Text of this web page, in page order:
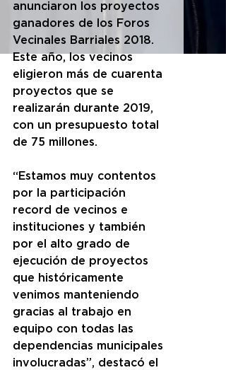
anunciaron los proyectos
ganadores de los Foros
Vecinales Barriales 2018.
Este año, los vecinos
eligieron más de cuarenta
proyectos que se
realizarán durante 2019,
con un presupuesto total
de 75 millones.
“Estamos muy contentos
por la participación
record de vecinos e
instituciones y también
por el alto grado de
ejecución de proyectos
que históricamente
venimos manteniendo
gracias al trabajo en
equipo con todas las
dependencias municipales
involucradas”, destacó el